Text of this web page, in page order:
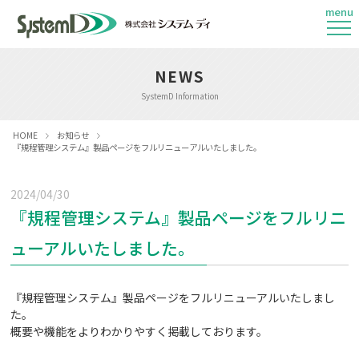
menu
NEWS
SystemD Information
HOME
お知らせ
『規程管理システム』製品ページをフルリニューアルいたしました。
2024/04/30
『規程管理システム』製品ページをフルリニ
ューアルいたしました。
『規程管理システム』製品ページをフルリニューアルいたしまし
た。
概要や機能をよりわかりやすく掲載しております。